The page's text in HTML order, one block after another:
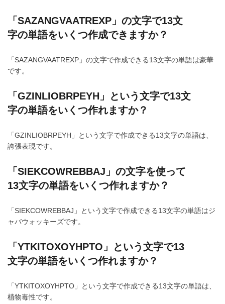
「SAZANGVAATREXP」の文字で13文
字の単語をいくつ作成できますか？
「SAZANGVAATREXP」の文字で作成できる13文字の単語は豪華
です。
「GZINLIOBRPEYH」という文字で13文
字の単語をいくつ作れますか？
「GZINLIOBRPEYH」という文字で作成できる13文字の単語は、
誇張表現です。
「SIEKCOWREBBAJ」の文字を使って
13文字の単語をいくつ作れますか？
「SIEKCOWREBBAJ」という文字で作成できる13文字の単語はジ
ャバウォッキーズです。
「YTKITOXOYHPTO」という文字で13
文字の単語をいくつ作れますか？
「YTKITOXOYHPTO」という文字で作成できる13文字の単語は、
植物毒性です。